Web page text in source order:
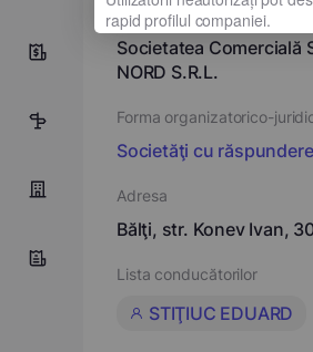
0
6
Denumirea completă
Societatea Comercială
NORD S.R.L.
Forma organizatorico-
Societăţi cu
Adresa
Bălţi, str. Konev Ivan,
Lista conducătorilor
STIŢIUC EDUARD